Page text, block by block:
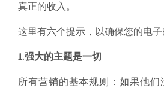
真正的收入。
这里有六个提示，以确保您的电子
1.强大的主题是一切
所有营销的基本规则：如果他们